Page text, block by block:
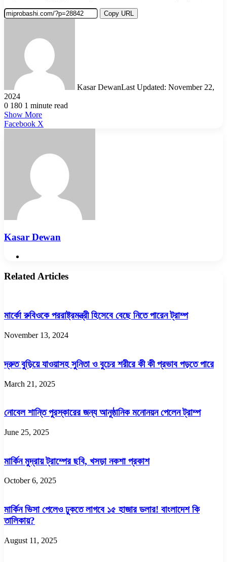
Copy URL
Kasar DewanLast Updated: November 22,
2024
0 180 1 minute read
Show More
Facebook X
Kasar Dewan
Related Articles
মার্কো রুবিওকে পররাষ্ট্রমন্ত্রী হিসেবে বেছে নিতে পারেন ট্রাম্প
November 13, 2024
দ্রুত বুড়িয়ে যাওয়াসহ সুনিতা ও বুচের শরীরে কী কী প্রভাব পড়তে পারে
March 21, 2025
নোবেল শান্তি পুরস্কারের জন্য আনুষ্ঠানিক মনোনয়ন পেলেন ট্রাম্প
June 25, 2025
মার্কিন মুদ্রায় ট্রাম্পের ছবি, খসড়া নকশা প্রকাশ
October 6, 2025
মার্কিন ভিসা পেলেও ঢুকতে লাগবে ১৫ হাজার ডলার! বাংলাদেশ কি
তালিকায়?
August 11, 2025